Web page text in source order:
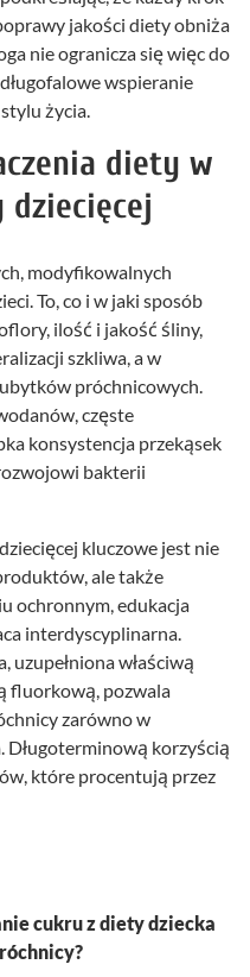
jakości diety obniża
nie ogranicza się więc do
wspieranie
życia.
diety w
modyfikowalnych
To, co i w jaki sposób
ilość i jakość śliny,
szkliwa, a w
próchnicowych.
częste
konsystencja przekąsek
bakterii
kluczowe jest nie
ale także
ochronnym, edukacja
interdyscyplinarna.
właściwą
fluorkową, pozwala
zarówno w
Długoterminową korzyścią
które procentują przez
cukru z diety dziecka